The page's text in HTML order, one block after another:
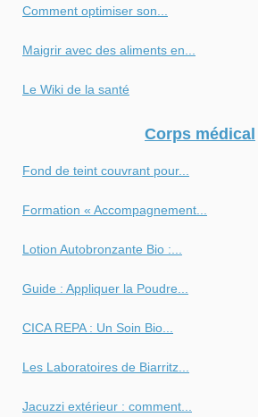
Comment optimiser son...
Maigrir avec des aliments en...
Le Wiki de la santé
Corps médical
Fond de teint couvrant pour...
Formation « Accompagnement...
Lotion Autobronzante Bio :...
Guide : Appliquer la Poudre...
CICA REPA : Un Soin Bio...
Les Laboratoires de Biarritz...
Jacuzzi extérieur : comment...